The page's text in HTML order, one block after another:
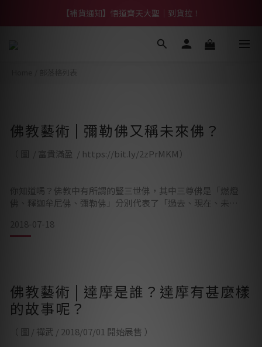
【熱門】馬上有系列！四種寶物幫你財運「轉」進來
【補貨通知】悟道齊天大聖｜到貨拉！
【熱門】馬上有系列！四種寶物幫你財運「轉」進來
佛教藝術 | 彌勒佛又稱未來佛？
（ 圖 / 富貴滿盈 / https://bit.ly/2zPrMKM）
你知道嗎？佛教中有所謂的豎三世佛，其中三尊佛是「燃燈
佛、釋迦牟尼佛、彌勒佛」分別代表了「過去、現在、未
其中，大部分人對於彌勒佛的印象應該都是大腹便便、和藹、
—————————&mda
2018-07-18
佛教藝術 | 達摩是誰？達摩有甚麼樣
的故事呢？
（ 圖 / 禪武 / 2018/07/01 開始展售 ）